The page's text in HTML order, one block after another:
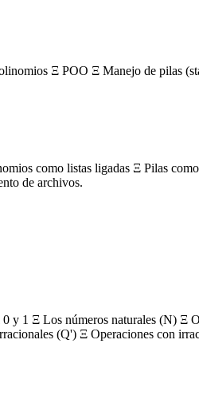
Ξ POO Ξ Manejo de pilas
como listas ligadas Ξ Pilas
de archivos.
y 1 Ξ Los números naturales (N) Ξ
(Q') Ξ Operaciones con